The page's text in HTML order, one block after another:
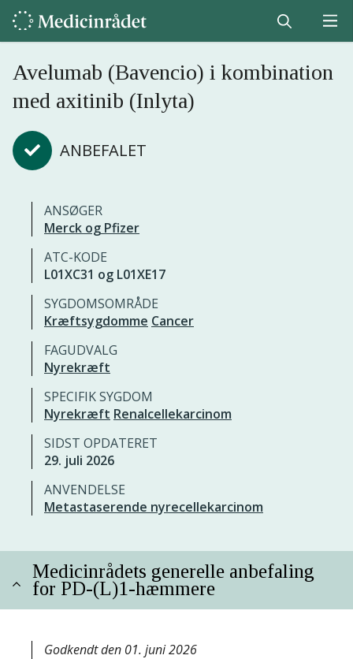
Avelumab (Bavencio) i kombination
med axitinib (Inlyta)
ANBEFALET
ANSØGER
Merck og Pfizer
ATC-KODE
L01XC31 og L01XE17
SYGDOMSOMRÅDE
Kræftsygdomme Cancer
FAGUDVALG
Nyrekræft
SPECIFIK SYGDOM
Nyrekræft Renalcellekarcinom
SIDST OPDATERET
29. juli 2026
ANVENDELSE
Metastaserende nyrecellekarcinom
Medicinrådets generelle anbefaling
for PD-(L)1-hæmmere
Godkendt den 01. juni 2026